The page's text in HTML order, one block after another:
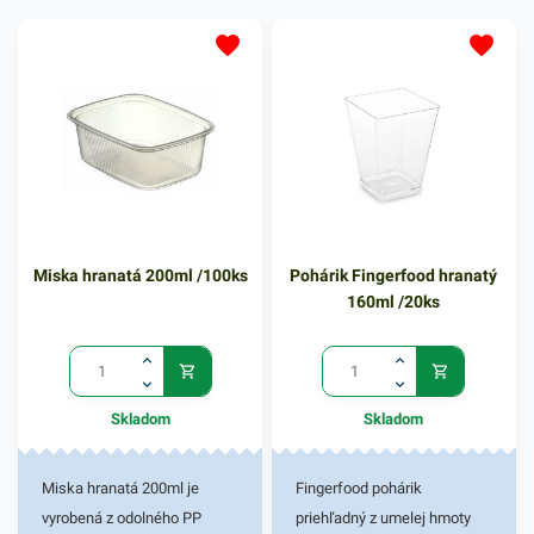
Miska hranatá 200ml /100ks
Skladom
Miska hranatá 200ml je
vyrobená z odolného PP
Pohárik Fingerfood hranatý
160ml /20ks
Skladom
Fingerfood pohárik
priehľadný z umelej hmoty